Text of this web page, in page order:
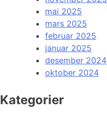
mai 2025
mars 2025
februar 2025
januar 2025
desember 2024
oktober 2024
Kategorier